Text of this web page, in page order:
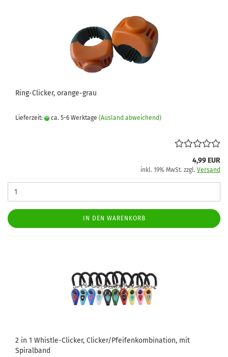
Ring-Clicker, orange-grau
Lieferzeit: ca. 5-6 Werktage (Ausland abweichend)
4,99 EUR
inkl. 19% MwSt. zzgl. Versand
IN DEN WARENKORB
2 in 1 Whistle-Clicker, Clicker/Pfeifenkombination, mit
Spiralband